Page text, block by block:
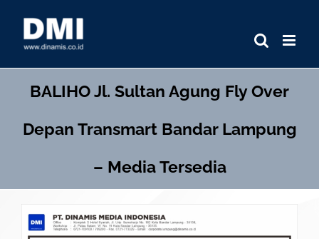
BALIHOJl. Sultan Agung Fly Over
Depan Transmart Bandar Lampung
– Media Tersedia